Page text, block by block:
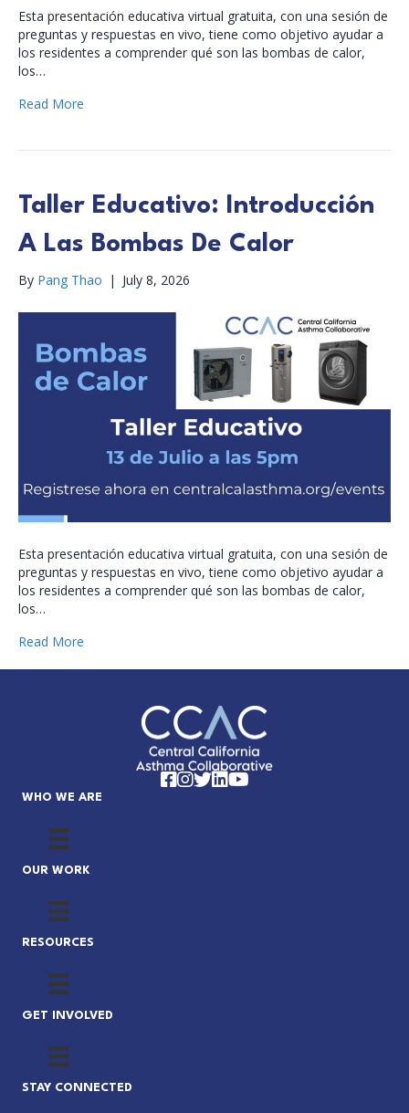
Esta presentación educativa virtual gratuita, con una sesión de
preguntas y respuestas en vivo, tiene como objetivo ayudar a
los residentes a comprender qué son las bombas de calor,
los…
Read More
Taller Educativo: Introducción
A Las Bombas De Calor
By Pang Thao | July 8, 2026
Esta presentación educativa virtual gratuita, con una sesión de
preguntas y respuestas en vivo, tiene como objetivo ayudar a
los residentes a comprender qué son las bombas de calor,
los…
Read More
Facebook
Instagram
TwitterLinkedIn
YouTube
WHO WE ARE
OUR WORK
RESOURCES
GET INVOLVED
STAY CONNECTED